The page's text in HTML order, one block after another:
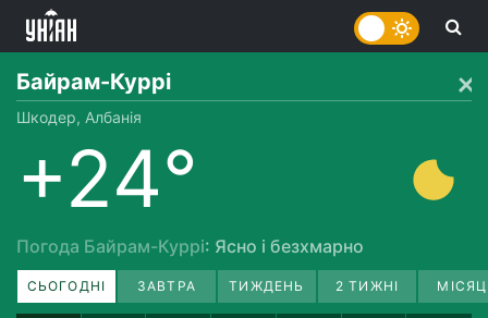
Байрам-Куррі
Шкодер, Албанія
+24°
Погода Байрам-Куррі: Ясно і безхмарно
СЬОГОДНІ ЗАВТРА ТИЖДЕНЬ 2 ТИЖНІ